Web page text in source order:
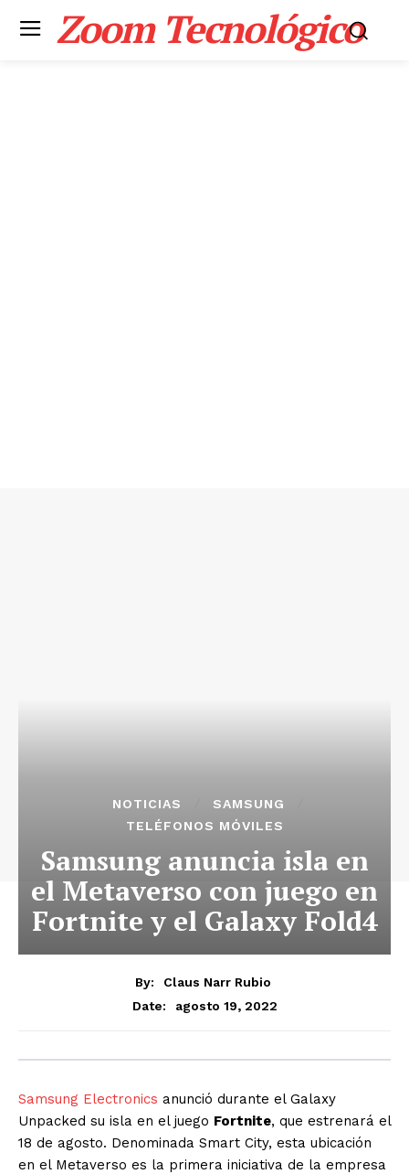
Zoom Tecnológico
NOTICIAS
SAMSUNG
TELÉFONOS MÓVILES
Samsung anuncia isla en
el Metaverso con juego en
Fortnite y el Galaxy Fold4
By:
Claus Narr Rubio
Date:
agosto 19, 2022
Samsung Electronics anunció durante el Galaxy
Unpacked su isla en el juego Fortnite, que estrenará el
18 de agosto. Denominada Smart City, esta ubicación
en el Metaverso es la primera iniciativa de la empresa